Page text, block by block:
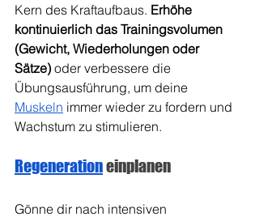
Kern des Kraftaufbaus. Erhöhe
kontinuierlich das Trainingsvolumen
(Gewicht, Wiederholungen oder
Sätze) oder verbessere die
Übungsausführung, um deine
Muskeln immer wieder zu fordern und
Wachstum zu stimulieren.
Regeneration einplanen
Gönne dir nach intensiven